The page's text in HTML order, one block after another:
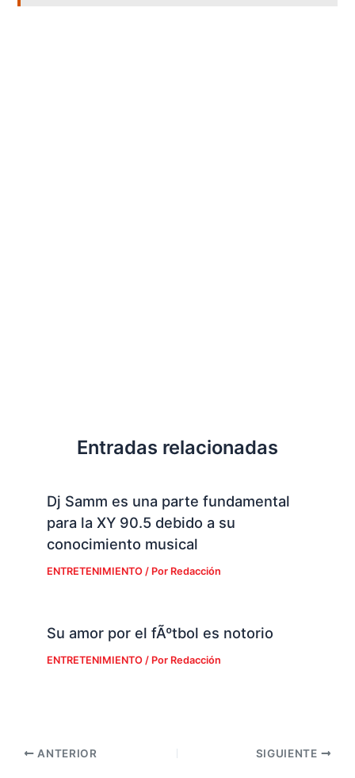
Entradas relacionadas
Dj Samm es una parte fundamental
para la XY 90.5 debido a su
conocimiento musical
ENTRETENIMIENTO/ Por Redacción
Su amor por el fÃºtbol es notorio
ENTRETENIMIENTO/ Por Redacción
ANTERIOR SIGUIENTE